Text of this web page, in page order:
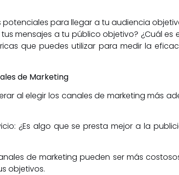
para llegar a tu audiencia
mensajes a tu público objetivo? ¿Cuál es
que puedes utilizar para medir la
de Marketing
al elegir los canales de marketing más
¿Es algo que se presta mejor a la
de marketing pueden ser más
objetivos.